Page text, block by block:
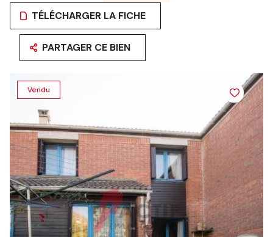
TÉLÉCHARGER LA FICHE
PARTAGER CE BIEN
Vendu